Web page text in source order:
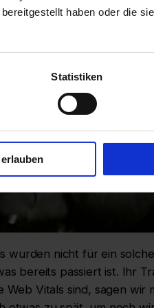
haben oder die
Statistiken
wurden nicht für ein
bereits passiert ist. Ihr
Vitals sind, sagen wir